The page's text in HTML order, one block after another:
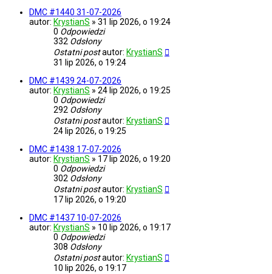
DMC #1440 31-07-2026
autor: KrystianS » 31 lip 2026, o 19:24
0 Odpowiedzi
332 Odsłony
Ostatni postautor: KrystianS
31 lip 2026, o 19:24
DMC #1439 24-07-2026
autor: KrystianS » 24 lip 2026, o 19:25
0 Odpowiedzi
292 Odsłony
Ostatni postautor: KrystianS
24 lip 2026, o 19:25
DMC #1438 17-07-2026
autor: KrystianS » 17 lip 2026, o 19:20
0 Odpowiedzi
302 Odsłony
Ostatni postautor: KrystianS
17 lip 2026, o 19:20
DMC #1437 10-07-2026
autor: KrystianS » 10 lip 2026, o 19:17
0 Odpowiedzi
308 Odsłony
Ostatni postautor: KrystianS
10 lip 2026, o 19:17